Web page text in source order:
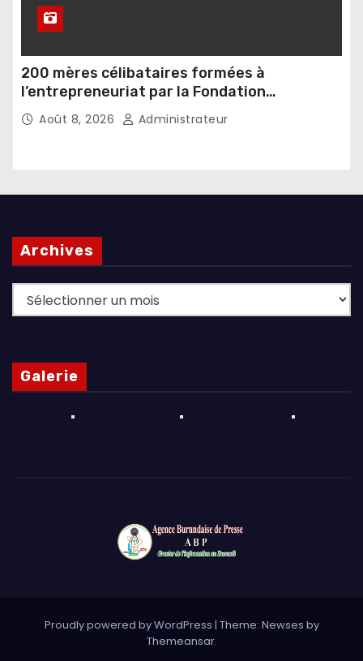
200 mères célibataires formées à
l’entrepreneuriat par la Fondation
Umugiraneza et l’OPDD
Août 8, 2026 Administrateur
Archives
Archives
Galerie
Proudly powered by WordPress | Theme: Newses by
Themeansar.